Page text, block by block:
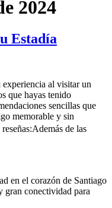
2024
Estadía
experiencia al visitar un
que hayas tenido
sencillas que
memorable y sin
de las
en el corazón de Santiago
gran conectividad para